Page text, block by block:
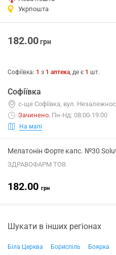
Укрпошта
182.00грн
Софіївка: 1 з 1 аптека, де є 1 шт.
Софіївка
с-ще Софіївка, вул.
Зачинено. Пн-Нд: 08:00-19:00
На мапі
Мелатонін Форте капс. №30
ЗДРАВОФАРМ ТОВ
182.00 грн
Шукати в інших регіонах
Біла Церква Бориспіль Боярка